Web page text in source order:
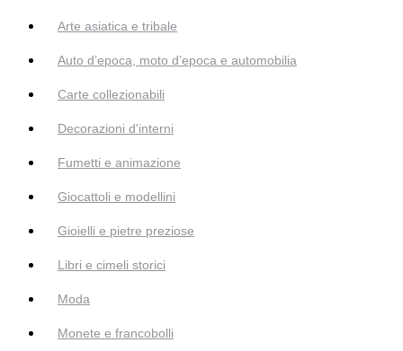
Arte asiatica e tribale
Auto d’epoca, moto d’epoca e automobilia
Carte collezionabili
Decorazioni d'interni
Fumetti e animazione
Giocattoli e modellini
Gioielli e pietre preziose
Libri e cimeli storici
Moda
Monete e francobolli